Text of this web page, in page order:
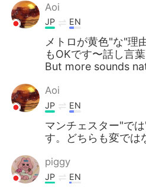
Aoi
JP EN
メトロが黄色"な"理
もOKです〜話し言
But more sounds
Aoi
JP EN
マンチェスター"で
す。どちらも変では
piggy
JP EN